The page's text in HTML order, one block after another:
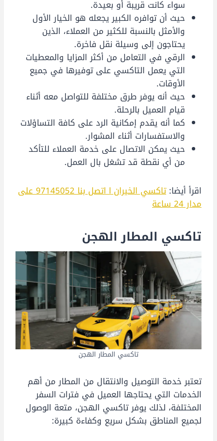
سواء كانت قريبة أو بعيدة.
حيث أن توافره الكبير يجعله هو الخيار الأول
والأمثل بالنسبة للكثير من العملاء، الذين
يحتاجون إلى وسيلة نقل فاخرة.
الرقي في التعامل من أكثر المزايا والمعطيات
التي يعمل التاكسي على توفيرها في جميع
الأوقات.
حيث أنه يوفر طرق مختلفة للتواصل معه أثناء
قيام العميل بالرحلة.
كما أنه يقدم إمكانية الرد على كافة التساؤلات
والاستفسارات أثناء المشوار.
حيث يمكن الاتصال على خدمة العملاء للتأكد
من أي نقطة قد تشغل بال العمل.
اقرأ أيضا:
تاكسي الخيران l اتصل بنا 97145052 على
مدار 24 ساعة
تاكسي المطار الهجن
تاكسي المطار الهجن
تعتبر خدمة التوصيل والانتقال من المطار من أهم
الخدمات التي يحتاجها العميل في فترات السفر
المختلفة، لذلك يوفر تاكسي الهجن، متعة الوصول
لجميع المناطق بشكل سريع وكفاءة كبيرة: